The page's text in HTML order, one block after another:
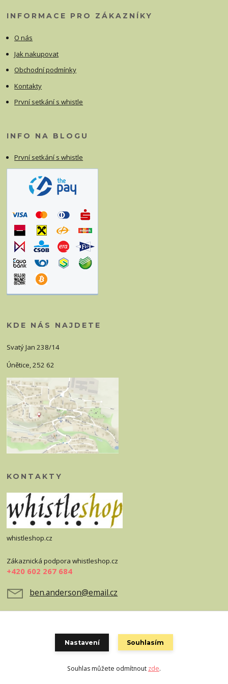
INFORMACE PRO ZÁKAZNÍKY
O nás
Jak nakupovat
Obchodní podmínky
Kontakty
První setkání s whistle
INFO NA BLOGU
První setkání s whistle
KDE NÁS NAJDETE
Svatý Jan 238/14
Únětice, 252 62
KONTAKTY
whistleshop.cz
Zákaznická podpora whistleshop.cz
+420 602 267 684
ben.anderson@email.cz
Vytvořeno na Eshop-rychle.cz
Nastavení Souhlasím
Souhlas můžete odmítnout zde.